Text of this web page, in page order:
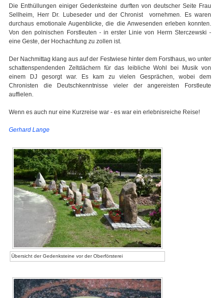
Die Enthüllungen einiger Gedenksteine durften von deutscher Seite Frau
Sellheim, Herr Dr. Lubeseder und der Chronist vornehmen. Es waren
durchaus emotionale Augenblicke, die die Anwesenden erleben konnten.
Von den polnischen Forstleuten - in erster Linie von Herrn Sterczewski -
eine Geste, der Hochachtung zu zollen ist.
Der Nachmittag klang aus auf der Festwiese hinter dem Forsthaus, wo unter
schattenspendenden Zeltdächern für das leibliche Wohl bei Musik von
einem DJ gesorgt war. Es kam zu vielen Gesprächen, wobei dem
Chronisten die Deutschkenntnisse vieler der angereisten Forstleute
auffielen.
Wenn es auch nur eine Kurzreise war - es war ein erlebnisreiche Reise!
Gerhard Lange
Übersicht der Gedenksteine vor der Oberförsterei